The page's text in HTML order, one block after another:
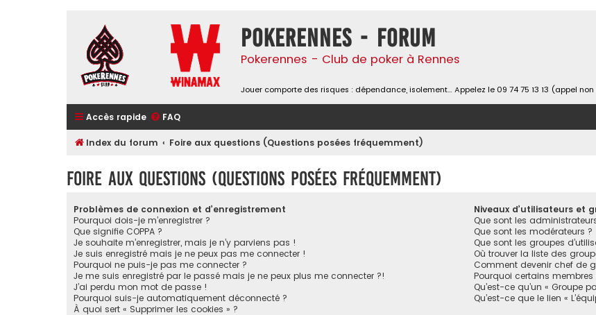
Pokerennes - Forum
Pokerennes - Club de poker à Rennes
Jouer comporte des risques : dépendance, isolement… Appelez le 09 74 75 13 13 (appel
Accès rapide FAQ
Index du forum Foire aux questions (Questions posées fréquemment)
Foire aux questions (Questions posées fréquemment)
Problèmes de connexion et d’enregistrement
Pourquoi dois-je m’enregistrer ?
Que signifie COPPA ?
Je souhaite m’enregistrer, mais je n’y parviens pas !
Je suis enregistré mais je ne peux pas me connecter !
Pourquoi ne puis-je pas me connecter ?
Je me suis enregistré par le passé mais je ne peux plus me connecter ?!
J’ai perdu mon mot de passe !
Pourquoi suis-je automatiquement déconnecté ?
À quoi sert « Supprimer les cookies » ?
Niveaux d’utilisateurs et
Que sont les
Que sont les modérateurs ?
Que sont les groupes
Où trouver la liste des
Comment devenir chef de
Pourquoi certains
Qu’est-ce qu’un « Groupe
Qu’est-ce que le lien «